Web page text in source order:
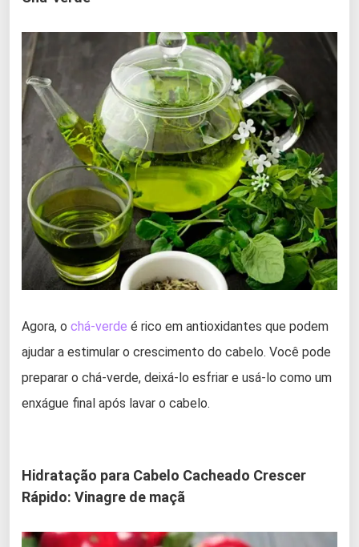
Agora, o chá-verde é rico em antioxidantes que podem
ajudar a estimular o crescimento do cabelo. Você pode
preparar o chá-verde, deixá-lo esfriar e usá-lo como um
enxágue final após lavar o cabelo.
Hidratação para Cabelo Cacheado Crescer
Rápido: Vinagre de maçã